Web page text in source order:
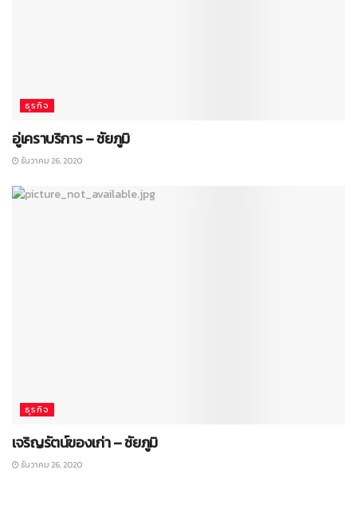
ธุรกิจ
อู่เคราบริการ – ชัยภูมิ
ธันวาคม 26, 2020
ธุรกิจ
เจริญรัตน์ของเก่า – ชัยภูมิ
ธันวาคม 26, 2020